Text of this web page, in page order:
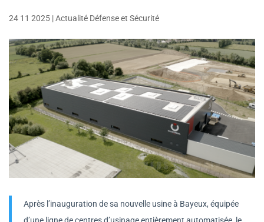
24 11 2025 |Actualité Défense et Sécurité
Après l’inauguration de sa nouvelle usine à Bayeux, équipée